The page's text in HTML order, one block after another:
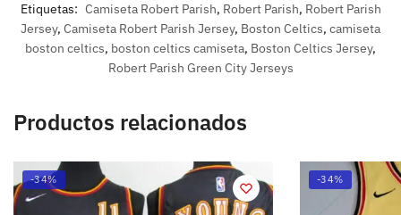
Etiquetas: Camiseta Robert Parish, Robert Parish, Robert Parish
Jersey, Camiseta Robert Parish Jersey, Boston Celtics, camiseta
boston celtics, boston celtics camiseta, Boston Celtics Jersey,
Robert Parish Green City Jerseys
Productos relacionados
-34% -34%